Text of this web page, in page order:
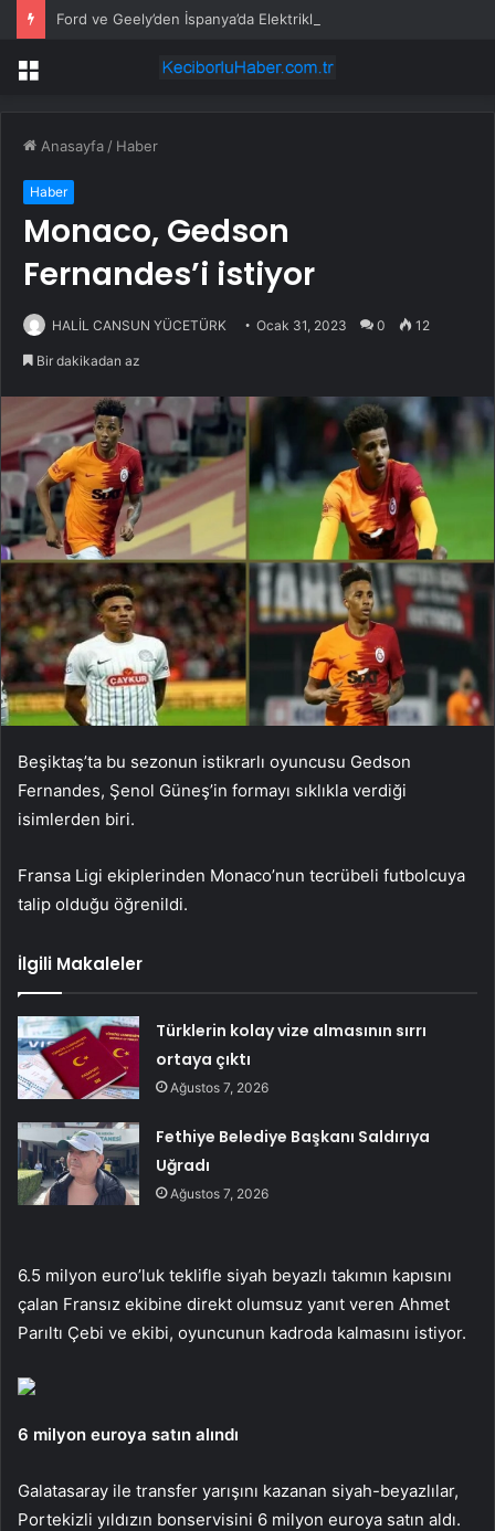
Menü
Anasayfa / Haber
Haber
Monaco, Gedson
Fernandes’i istiyor
HALİL CANSUN YÜCETÜRK Ocak 31, 2023 0 12
Bir dakikadan az
Beşiktaş’ta bu sezonun istikrarlı oyuncusu Gedson
Fernandes, Şenol Güneş’in formayı sıklıkla verdiği
isimlerden biri.
Fransa Ligi ekiplerinden Monaco’nun tecrübeli futbolcuya
talip olduğu öğrenildi.
İlgili Makaleler
Türklerin kolay vize almasının sırrı
ortaya çıktı
Ağustos 7, 2026
Fethiye Belediye Başkanı Saldırıya
Uğradı
Ağustos 7, 2026
6.5 milyon euro’luk teklifle siyah beyazlı takımın kapısını
çalan Fransız ekibine direkt olumsuz yanıt veren Ahmet
Parıltı Çebi ve ekibi, oyuncunun kadroda kalmasını istiyor.
6 milyon euroya satın alındı
Galatasaray ile transfer yarışını kazanan siyah-beyazlılar,
Portekizli yıldızın bonservisini 6 milyon euroya satın aldı.